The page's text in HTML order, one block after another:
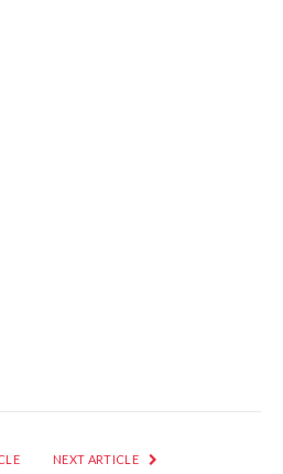
NEXT ARTICLE